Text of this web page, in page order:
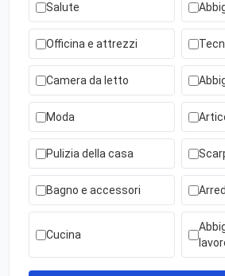
Salute
Officina e attrezzi
Camera da letto
Moda
Pulizia della casa
Bagno e accessori
Cucina